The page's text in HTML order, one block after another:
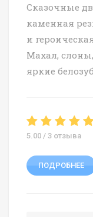
Сказочные
каменная
и
Махал,
яркие
5.00 / 3 отзыва
ПОДРОБНЕЕ